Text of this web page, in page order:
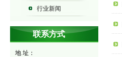
行业新闻
联系方式
地 址：